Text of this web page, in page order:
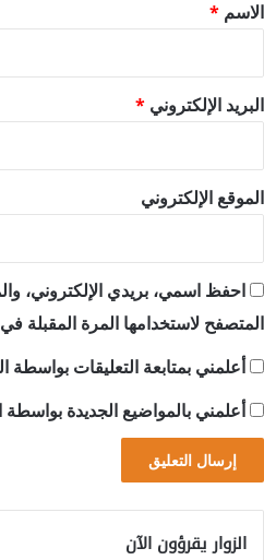
*
الاسم *
البريد الإلكتروني *
الموقع الإلكتروني
احفظ اسمي، بريدي الإلكتروني،
المتصفح لاستخدامها المرة المقبلة
أعلمني بمتابعة التعليقات بواسطة
أعلمني بالمواضيع الجديدة بواسطة
الزوار يقرؤون الآن